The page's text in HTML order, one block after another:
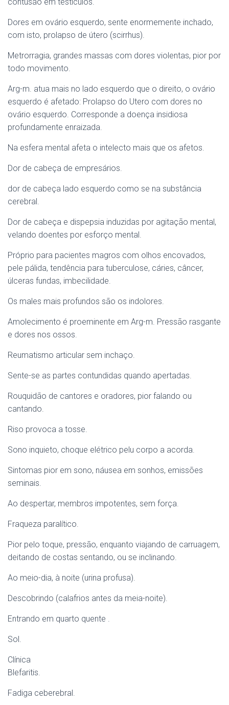
Dores em ovário esquerdo, sente enormemente inchado,
com isto, prolapso de útero (scirrhus).
Metrorragia, grandes massas com dores violentas, pior por
todo movimento.
Arg-m. atua mais no lado esquerdo que o direito, o ovário
esquerdo é afetado: Prolapso do Utero com dores no
ovário esquerdo. Corresponde a doença insidiosa
profundamente enraizada.
Na esfera mental afeta o intelecto mais que os afetos.
Dor de cabeça de empresários.
dor de cabeça lado esquerdo como se na substância
cerebral.
Dor de cabeça e dispepsia induzidas por agitação mental,
velando doentes por esforço mental.
Próprio para pacientes magros com olhos encovados,
pele pálida, tendência para tuberculose, cáries, câncer,
úlceras fundas, imbecilidade.
Os males mais profundos são os indolores.
Amolecimento é proeminente em Arg-m. Pressão rasgante
e dores nos ossos.
Reumatismo articular sem inchaço.
Sente-se as partes contundidas quando apertadas.
Rouquidão de cantores e oradores, pior falando ou
cantando.
Riso provoca a tosse.
Sono inquieto, choque elétrico pelu corpo a acorda.
Sintomas pior em sono, náusea em sonhos, emissões
seminais.
Ao despertar, membros impotentes, sem força.
Fraqueza paralítico.
Pior pelo toque, pressão, enquanto viajando de carruagem,
deitando de costas sentando, ou se inclinando.
Ao meio-dia, à noite (urina profusa).
Descobrindo (calafrios antes da meia-noite).
Entrando em quarto quente .
Sol.
Clínica
Blefaritis.
Fadiga ceberebral.